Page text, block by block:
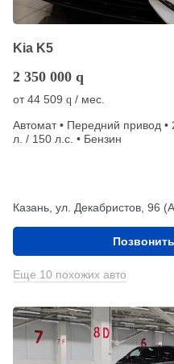
Kia K5
2 350 000 q
от44 509 q / мес.
Автомат • Передний привод •
л. / 150 л.с. • Бензин
Казань, ул. Декабристов, 96
Еще 10 похожих авто